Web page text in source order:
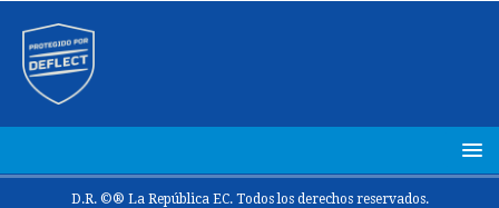
D.R. ©® La República EC. Todos los derechos reservados.